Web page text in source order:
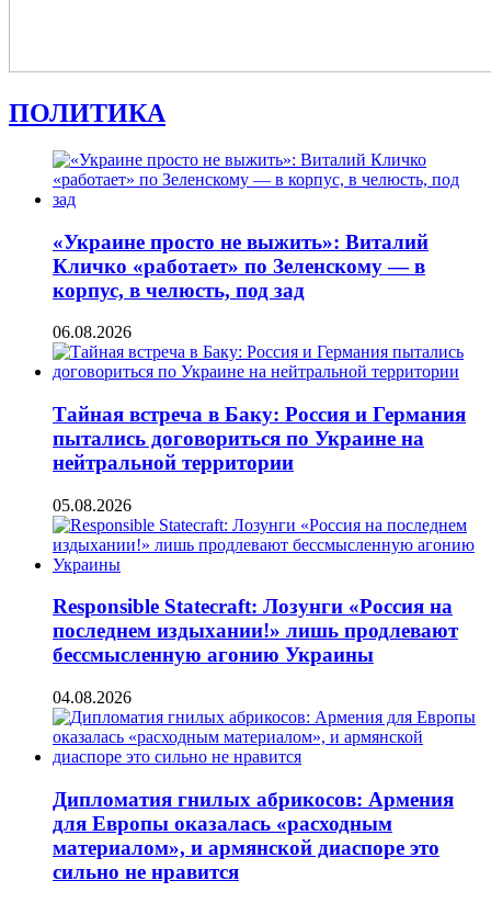
ПОЛИТИКА
«Украине просто не выжить»: Виталий
Кличко «работает» по Зеленскому — в
корпус, в челюсть, под зад
06.08.2026
Тайная встреча в Баку: Россия и Германия
пытались договориться по Украине на
нейтральной территории
05.08.2026
Responsible Statecraft: Лозунги «Россия на
последнем издыхании!» лишь продлевают
бессмысленную агонию Украины
04.08.2026
Дипломатия гнилых абрикосов: Армения
для Европы оказалась «расходным
материалом», и армянской диаспоре это
сильно не нравится